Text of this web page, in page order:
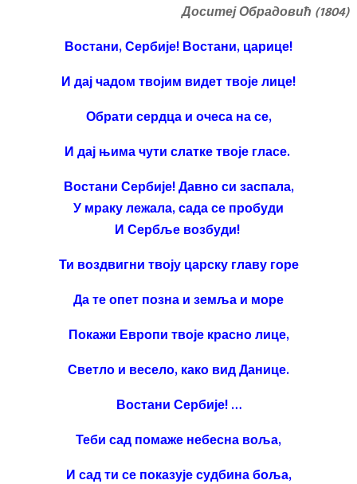
ДоситејОбрадовић (1804)
Востани, Сербије! Востани, царице!
И дај чадом твојим видет твоје лице!
Обрати сердца и очеса на се,
И дај њима чути слатке твоје гласе.
Востани Сербије! Давно си заспала,
У мраку лежала, сада се пробуди
И Сербље возбуди!
Ти воздвигни твоју царску главу горе
Да те опет позна и земља и море
Покажи Европи твоје красно лице,
Светло и весело, како вид Данице.
Востани Сербије! …
Теби сад помаже небесна воља,
И сад ти се показује судбина боља,